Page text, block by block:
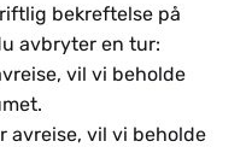
bekreftelse på
avbryter en tur:
vil vi beholde
avreise, vil vi beholde